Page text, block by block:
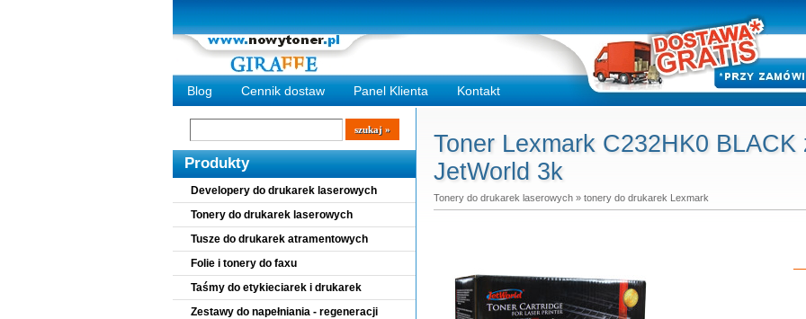
Blog Cennik dostaw Panel Klienta Kontakt
Wyszukiwarka
szukaj
Produkty
Developery do drukarek laserowych
Tonery do drukarek laserowych
Tusze do drukarek atramentowych
Folie i tonery do faxu
Taśmy do etykieciarek i drukarek
Zestawy do napełniania - regeneracji
Toner Lexmark C232HK0
JetWorld 3k
Tonery do drukarek laserowych » tonery do drukarek Lexmark